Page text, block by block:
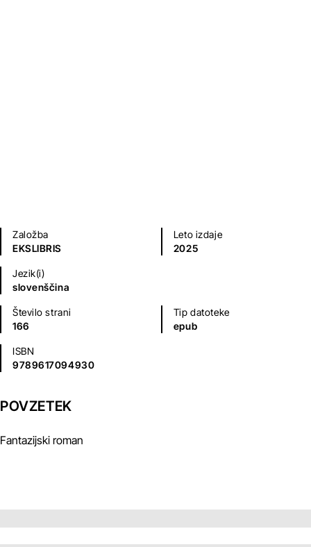
Založba
EKSLIBRIS
Leto izdaje
2025
Jezik(i)
slovenščina
Število strani
166
Tip datoteke
epub
ISBN
9789617094930
POVZETEK
Fantazijski roman